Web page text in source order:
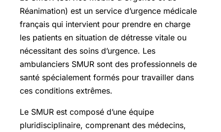
Réanimation) est un service d’urgence médicale
français qui intervient pour prendre en charge
les patients en situation de détresse vitale ou
nécessitant des soins d’urgence. Les
ambulanciers SMUR sont des professionnels de
santé spécialement formés pour travailler dans
ces conditions extrêmes.
Le SMUR est composé d’une équipe
pluridisciplinaire, comprenant des médecins,